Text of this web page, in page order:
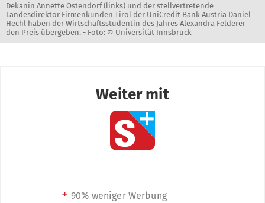
Dekanin Annette Ostendorf (links) und der stellvertretende
Landesdirektor Firmenkunden Tirol der UniCredit Bank Austria Daniel
Hechl haben der Wirtschaftsstudentin des Jahres Alexandra Felderer
den Preis übergeben. - Foto: © Universität Innsbruck